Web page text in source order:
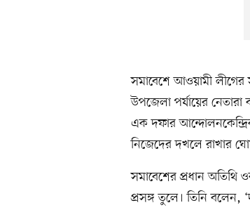
সমাবেশে আওয়ামী
উপজেলা পর্যায়ের নেতারা
এক দফার
নিজেদের দখলে রাখার
সমাবেশের প্রধান অতিথি
প্রসঙ্গ তুলে। তিনি বলেন,